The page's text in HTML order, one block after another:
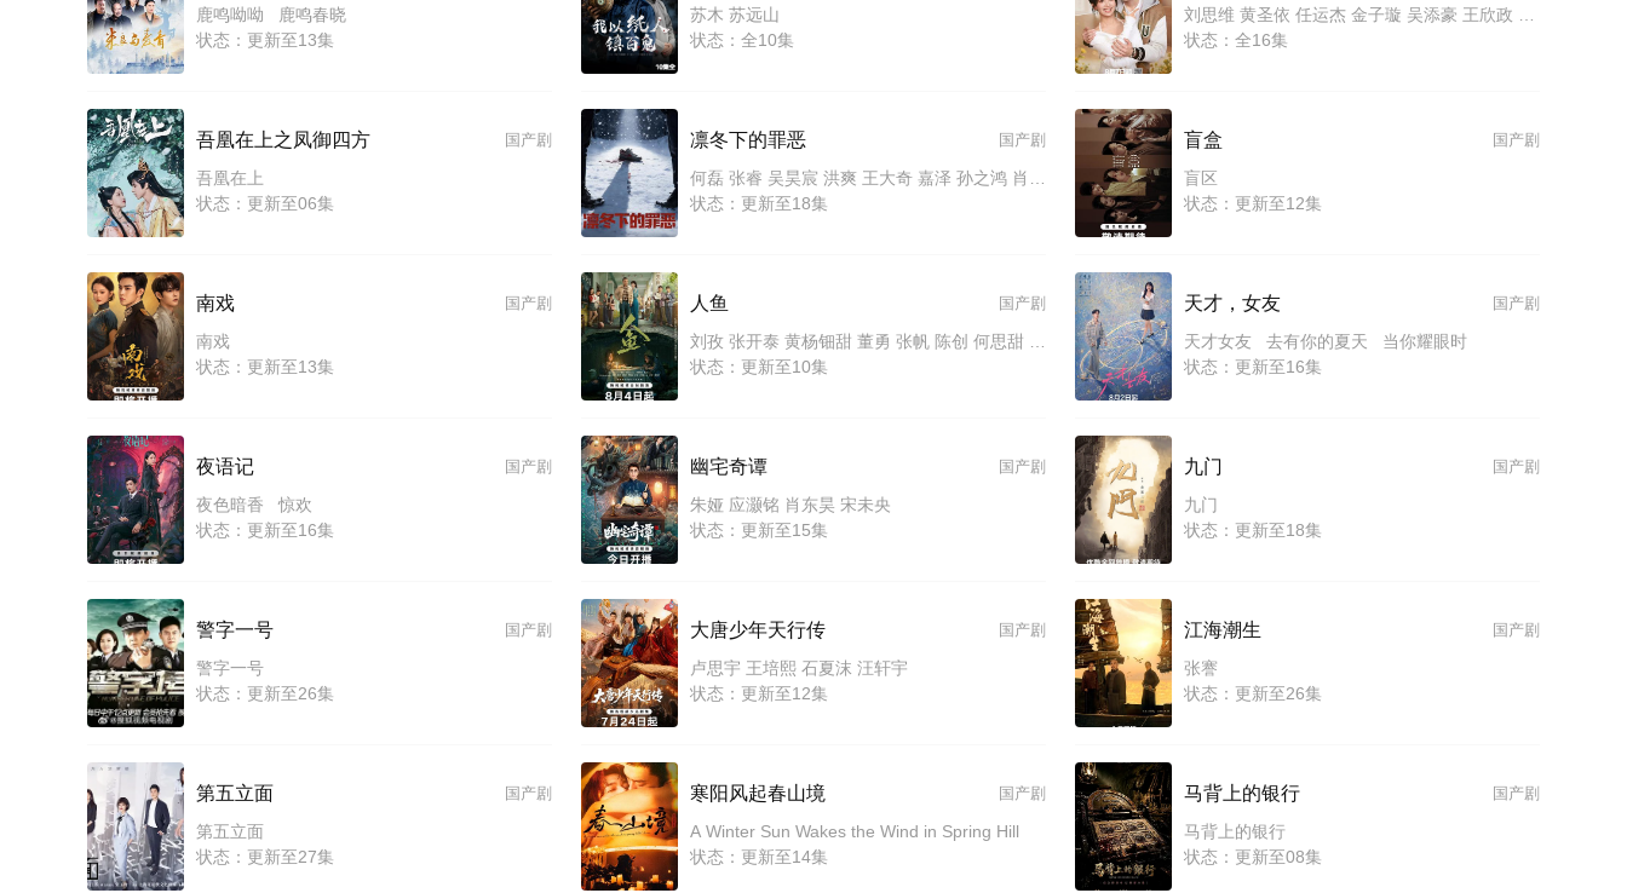
鹿鸣呦呦 鹿鸣春晓
状态：更新至13集
苏木 苏远山
状态：全10集
状态：全16集
国产剧
吾凰在上之凤御四方
吾凰在上
状态：更新至06集
国产剧
凛冬下的罪恶
状态：更新至18集
国产剧
盲盒
盲区
状态：更新至12集
国产剧
南戏
南戏
状态：更新至13集
国产剧
人鱼
状态：更新至10集
国产剧
天才，女友
天才女友 去有你的夏天 当你耀眼时
状态：更新至16集
国产剧
夜语记
夜色暗香 惊欢
状态：更新至16集
国产剧
幽宅奇谭
朱娅 应灏铭 肖东昊 宋未央
状态：更新至15集
国产剧
九门
九门
状态：更新至18集
国产剧
警字一号
警字一号
状态：更新至26集
国产剧
大唐少年天行传
卢思宇 王培熙 石夏沫 汪轩宇
状态：更新至12集
国产剧
江海潮生
张謇
状态：更新至26集
国产剧
第五立面
第五立面
状态：更新至27集
国产剧
寒阳风起春山境
A Winter Sun Wakes the Wind in Spring Hill
状态：更新至14集
国产剧
马背上的银行
马背上的银行
状态：更新至08集